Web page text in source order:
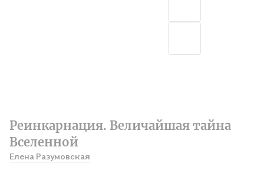
Реинкарнация. Величайшая тайна
Вселенной
Елена Разумовская